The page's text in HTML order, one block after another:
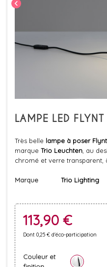
chevron_left
LAMPE LED
Très belle lampe à poser Flynt
marque Trio Leuchten , au
chromé et verre transparent,
Marque Trio Lighting
113,90 €
Dont 0,25 € d'éco-participation
Couleur et